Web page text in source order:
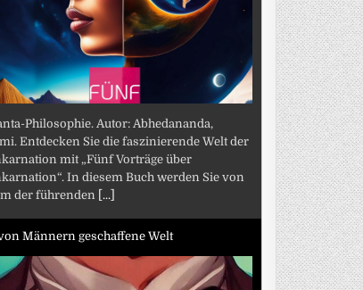
Philosophie. Autor: Abhedananda,
Entdecken Sie die faszinierende Welt der
mit „Fünf Vorträge über
In diesem Buch werden Sie von
der führenden [...]
Männern geschaffene Welt